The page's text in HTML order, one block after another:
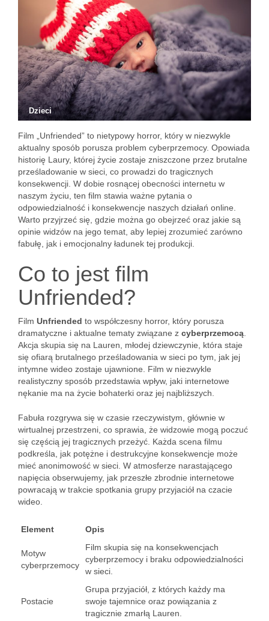
Dzieci
Film „Unfriended” to nietypowy horror, który w niezwykle
aktualny sposób porusza problem cyberprzemocy. Opowiada
historię Laury, której życie zostaje zniszczone przez brutalne
prześladowanie w sieci, co prowadzi do tragicznych
konsekwencji. W dobie rosnącej obecności internetu w
naszym życiu, ten film stawia ważne pytania o
odpowiedzialność i konsekwencje naszych działań online.
Warto przyjrzeć się, gdzie można go obejrzeć oraz jakie są
opinie widzów na jego temat, aby lepiej zrozumieć zarówno
fabułę, jak i emocjonalny ładunek tej produkcji.
Co to jest film
Unfriended?
Film Unfriended to współczesny horror, który porusza
dramatyczne i aktualne tematy związane z cyberprzemocą
Akcja skupia się na Lauren, młodej dziewczynie, która staje
się ofiarą brutalnego prześladowania w sieci po tym, jak jej
intymne wideo zostaje ujawnione. Film w niezwykle
realistyczny sposób przedstawia wpływ, jaki internetowe
nękanie ma na życie bohaterki oraz jej najbliższych.
Fabuła rozgrywa się w czasie rzeczywistym, głównie w
wirtualnej przestrzeni, co sprawia, że widzowie mogą poczuć
się częścią jej tragicznych przeżyć. Każda scena filmu
podkreśla, jak potężne i destrukcyjne konsekwencje może
mieć anonimowość w sieci. W atmosferze narastającego
napięcia obserwujemy, jak przeszłe zbrodnie internetowe
powracają w trakcie spotkania grupy przyjaciół na czacie
wideo.
Element Opis
Motyw
cyberprzemocy
Film skupia się na konsekwencjach
cyberprzemocy i braku odpowiedzialności
w sieci.
Postacie
Grupa przyjaciół, z których każdy ma
swoje tajemnice oraz powiązania z
tragicznie zmarłą Lauren.